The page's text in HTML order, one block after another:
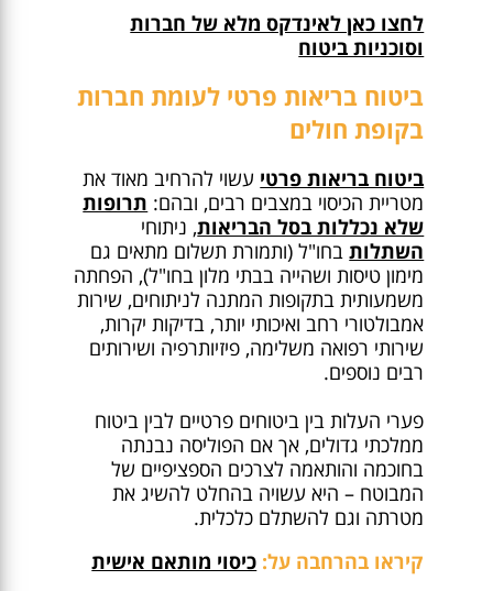
לחצו כאן לאינדקס מלא של חברות
וסוכניות ביטוח
ביטוח בריאות פרטי לעומת חברות
בקופת חולים
ביטוח בריאות פרטי עשוי להרחיב מאוד את
מטריית הכיסוי במצבים רבים, ובהם: תרופות
שלא נכללות בסל הבריאות, ניתוחי
השתלותבחו"ל (ותמורת תשלום מתאים גם
מימון טיסות ושהייה בבתי מלון בחו"ל), הפחתה
משמעותית בתקופות המתנה לניתוחים, שירות
אמבולטורי רחב ואיכותי יותר, בדיקות יקרות,
שירותי רפואה משלימה, פיזיותרפיה ושירותים
רבים נוספים.
פערי העלות בין ביטוחים פרטיים לבין ביטוח
ממלכתי גדולים, אך אם הפוליסה נבנתה
בחוכמה והותאמה לצרכים הספציפיים של
המבוטח – היא עשויה בהחלט להשיג את
מטרתה וגם להשתלם כלכלית.
קיראו בהרחבה על: כיסוי מותאם אישית